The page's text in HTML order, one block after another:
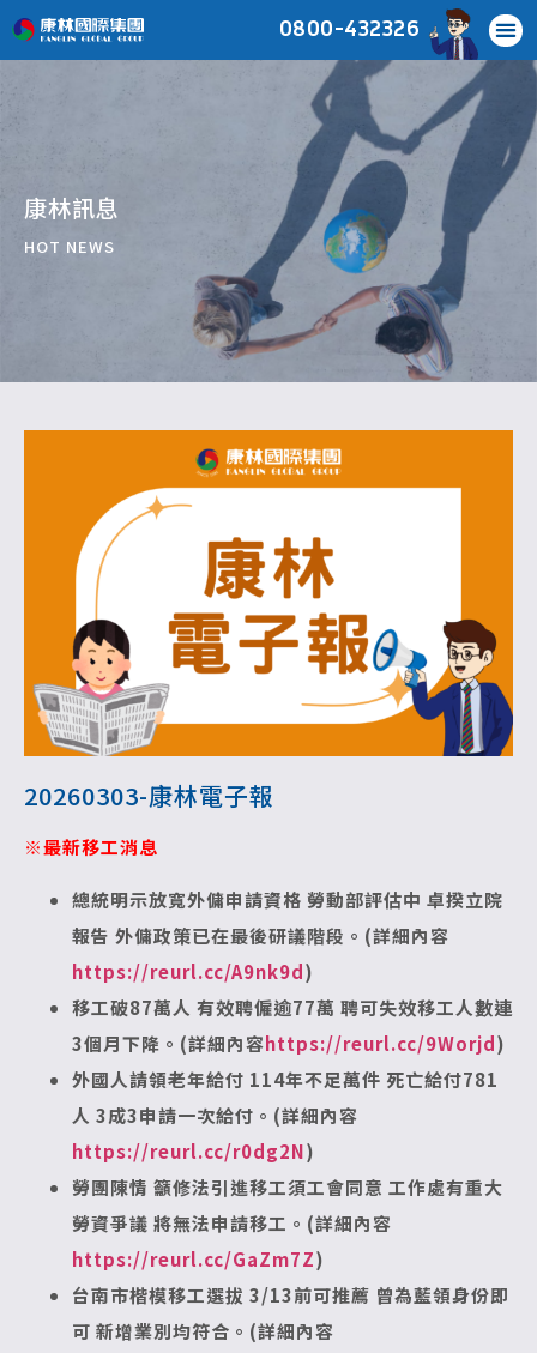
0800-432326
康林訊息
HOT NEWS
20260303-康林電子報
※最新移工消息
總統明示放寬外傭申請資格 勞動部評估中 卓揆立院
報告 外傭政策已在最後研議階段。(詳細內容
https://reurl.cc/A9nk9d)
移工破87萬人 有效聘僱逾77萬 聘可失效移工人數連
3個月下降。(詳細內容https://reurl.cc/9Worjd)
外國人請領老年給付 114年不足萬件 死亡給付781
人 3成3申請一次給付。(詳細內容
https://reurl.cc/r0dg2N)
勞團陳情 籲修法引進移工須工會同意 工作處有重大
勞資爭議 將無法申請移工。(詳細內容
https://reurl.cc/GaZm7Z)
台南市楷模移工選拔 3/13前可推薦 曾為藍領身份即
可 新增業別均符合。(詳細內容